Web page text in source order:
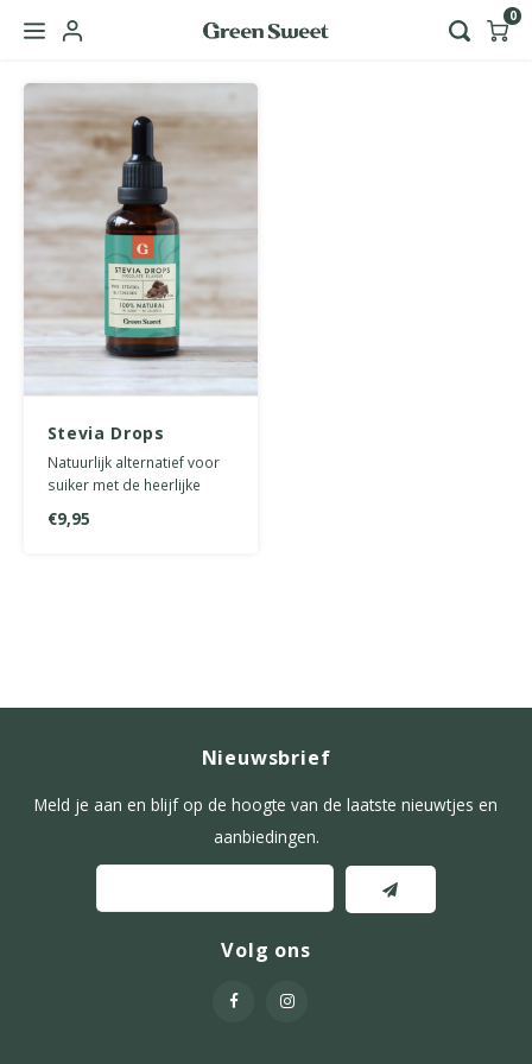
Taal
Nederlands
English
0
Stevia Drops
Chocolade 50 ml
Natuurlijk alternatief voor
suiker met de heerlijke
calorieën of koolhydraten.
€9,95
Nieuwsbrief
Meld je aan en blijf op de hoogte van de laatste nieuwtjes en
aanbiedingen.
Volg ons